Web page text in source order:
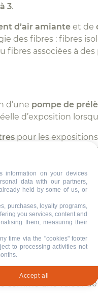
3.
d’air amiante et de
des fibres : fibres
fibres associées à des
d’une pompe de
d’exposition
pour les
10 % de la valeur
Cette
en point fixe, aussi
retrait d’amiante, à
amiantés.
et un débit d’au moins
comme une valeur
information on your devices
data with our partners,
held by some of us, or
purchases, loyalty programs,
you services, content and
them, measuring their
time via the "cookies" footer
to processing activities not
Accept all